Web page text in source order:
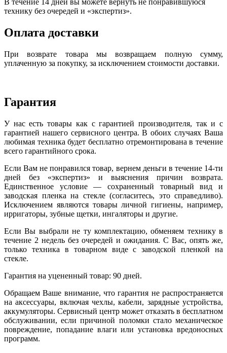
В течение 14 дней вы можете вернуть не понравившуюся
технику без очередей и «экспертиз».
Оплата доставки
При возврате товара мы возвращаем полную сумму,
уплаченную за покупку, за исключением стоимости доставки.
Гарантия
У нас есть товары как с гарантией производителя, так и с
гарантией нашего сервисного центра. В обоих случаях Ваша
любимая техника будет бесплатно отремонтирована в течение
всего гарантийного срока.
Если Вам не понравился товар, вернем деньги в течение 14-ти
дней без «экспертиз» и выяснения причин возврата.
Единственное условие — сохраненный товарный вид и
заводская пленка на стекле (согласитесь, это справедливо).
Исключением являются товары личной гигиены, например,
ирригаторы, зубные щетки, ингаляторы и другие.
Если Вы выбрали не ту комплектацию, обменяем технику в
течение 2 недель без очередей и ожидания. С Вас, опять же,
только техника в товарном виде с заводской пленкой на
стекле.
Гарантия на уцененный товар: 90 дней.
Обращаем Ваше внимание, что гарантия не распространяется
на аксессуары, включая чехлы, кабели, зарядные устройства,
аккумуляторы. Сервисный центр может отказать в бесплатном
обслуживании, если причиной поломки стало механическое
повреждение, попадание влаги или установка вредоносных
программ.